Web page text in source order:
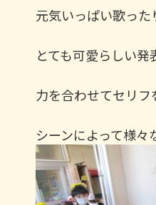
元気いっぱい歌った
とても可愛らしい
力を合わせてセリフ
シーンによって様